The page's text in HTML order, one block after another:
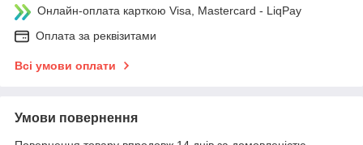
Онлайн-оплата карткою Visa, Mastercard - LiqPay
Оплата за реквізитами
Всі умови оплати
Умови повернення